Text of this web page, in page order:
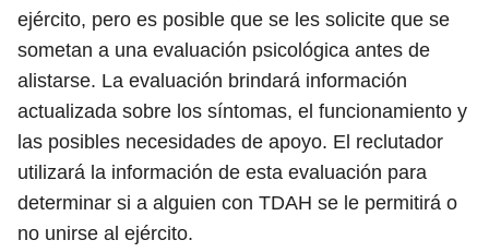
ejército, pero es posible que se les solicite que se
sometan a una evaluación psicológica antes de
alistarse. La evaluación brindará información
actualizada sobre los síntomas, el funcionamiento y
las posibles necesidades de apoyo. El reclutador
utilizará la información de esta evaluación para
determinar si a alguien con TDAH se le permitirá o
no unirse al ejército.